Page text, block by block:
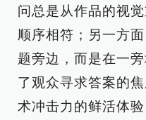
问总是从作品的视
顺序相符；另一方
题旁边，而是在一
了观众寻求答案的
术冲击力的鲜活体